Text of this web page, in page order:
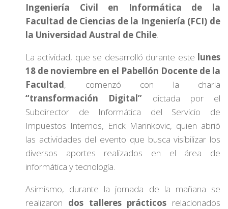
Ingeniería Civil en Informática de la
Facultad de Ciencias de la Ingeniería (FCI) de
la Universidad Austral de Chile.
La actividad, que se desarrolló durante este lunes
18 de noviembre en el Pabellón Docente de la
Facultad, comenzó con la charla
“transformación Digital” dictada por el
Subdirector de Informática del Servicio de
Impuestos Internos, Erick Marinkovic, quien abrió
las actividades del evento que busca visibilizar los
diversos aportes realizados en el área de
informática y tecnología.
Asimismo, durante la jornada de la mañana se
realizaron dos talleres prácticos relacionados